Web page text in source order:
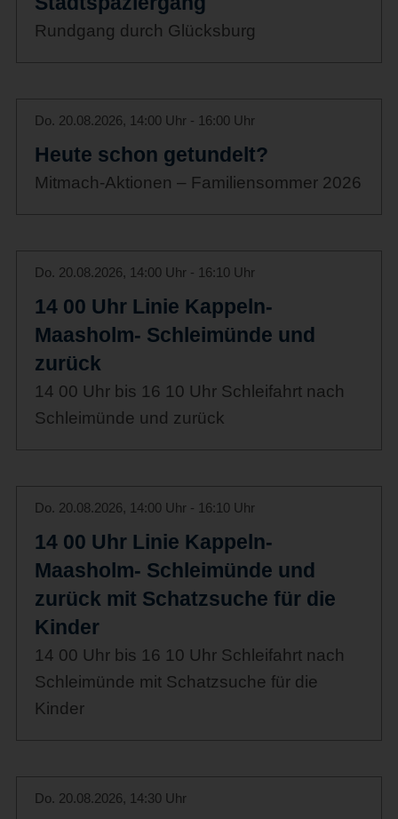
Rundgang durch Glücksburg
Do. 20.08.2026, 14:00 Uhr - 16:00 Uhr
Heute schon getundelt?
Mitmach-Aktionen – Familiensommer 2026
Do. 20.08.2026, 14:00 Uhr - 16:10 Uhr
14 00 Uhr Linie Kappeln-
Maasholm- Schleimünde und
zurück
14 00 Uhr bis 16 10 Uhr Schleifahrt nach
Schleimünde und zurück
Do. 20.08.2026, 14:00 Uhr - 16:10 Uhr
14 00 Uhr Linie Kappeln-
Maasholm- Schleimünde und
zurück mit Schatzsuche für die
Kinder
14 00 Uhr bis 16 10 Uhr Schleifahrt nach
Schleimünde mit Schatzsuche für die
Kinder
Do. 20.08.2026, 14:30 Uhr